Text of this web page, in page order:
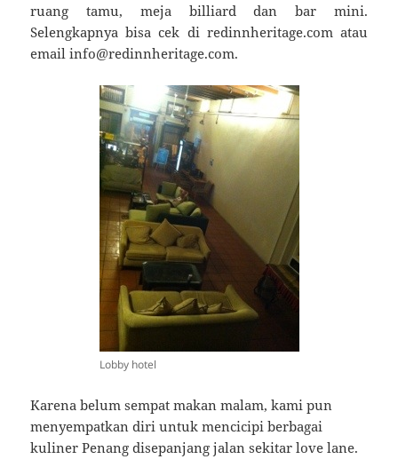
ruang tamu, meja billiard dan bar mini.
Selengkapnya bisa cek di redinnheritage.com atau
email info@redinnheritage.com.
Lobby hotel
Karena belum sempat makan malam, kami pun
menyempatkan diri untuk mencicipi berbagai
kuliner Penang disepanjang jalan sekitar love lane.